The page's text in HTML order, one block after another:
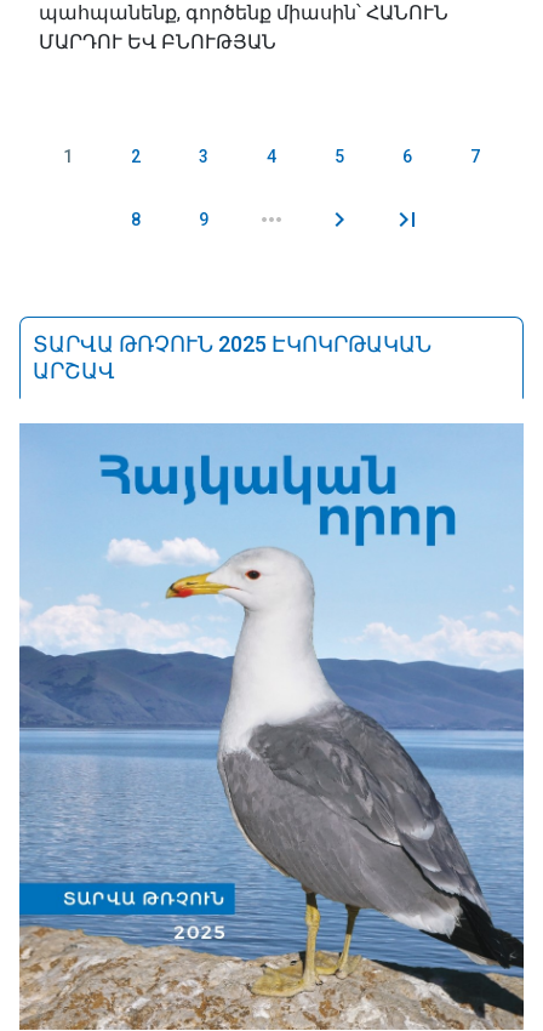
պահպանենք, գործենք միասին՝ ՀԱՆՈՒՆ
ՄԱՐԴՈՒ ԵՎ ԲՆՈՒԹՅԱՆ
Էջեր
1 2 3 4 5 6 7
8 9
ՏԱՐՎԱ ԹՌՉՈՒՆ 2025 ԷԿՈԿՐԹԱԿԱՆ
ԱՐՇԱՎ